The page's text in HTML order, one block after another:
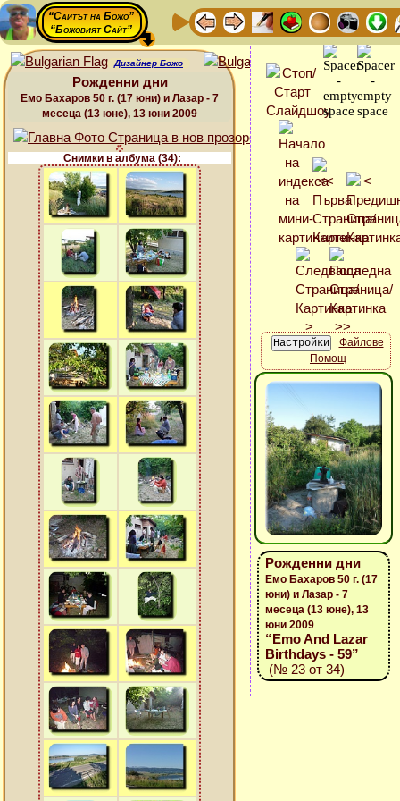
“Сайтът на Божо”
“Божовият Сайт”
Дизайнер Божо
Рожденни дни
Емо Бахаров 50 г. (17 юни) и Лазар - 7
месеца (13 юне), 13 юни 2009
Снимки в албума (34):
Файлове
Помощ
Рожденни дни
Емо Бахаров 50 г. (17
юни) и Лазар - 7
месеца (13 юне), 13
юни 2009
“Emo And Lazar
Birthdays - 59”
(№ 23 от 34)